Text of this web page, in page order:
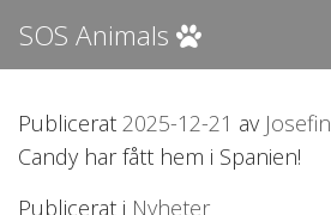
SOS Animals
Publicerat 2025-12-21 av Josefin
Candy har fått hem i Spanien!
Publicerat i Nyheter